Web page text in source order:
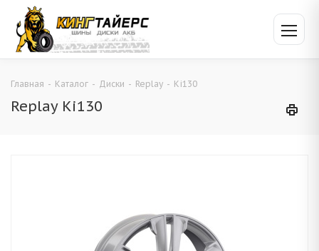
Главная - Каталог - Диски - Replay - Ki130
Replay Ki130